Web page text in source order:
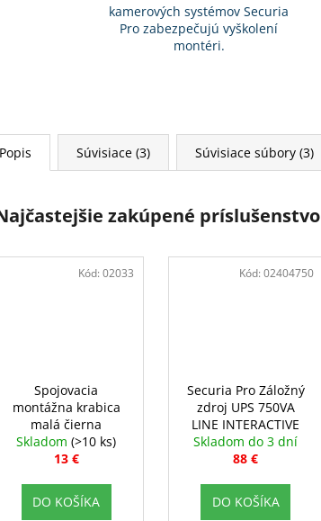
kamerových systémov Securia
Pro zabezpečujú vyškolení
montéri.
Popis Súvisiace (3) Súvisiace súbory (3)
zakúpené príslušenstvo
Spojovacia
montážna krabica
malá čierna
Skladom(>10 ks)
13 €
DO KOŠÍKA
Kód:02033
Securia Pro Záložný
zdroj UPS 750VA
LINE INTERACTIVE
Skladom do 3 dní
88 €
DO KOŠÍKA
Kód: 02404750